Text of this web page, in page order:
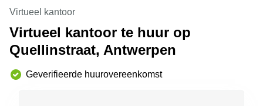
Huren
kantoor in
Antwerpen
huren in
Virtueel kantoor
Virtueel kantoor te huur op
Quellinstraat, Antwerpen
Geverifieerde huurovereenkomst